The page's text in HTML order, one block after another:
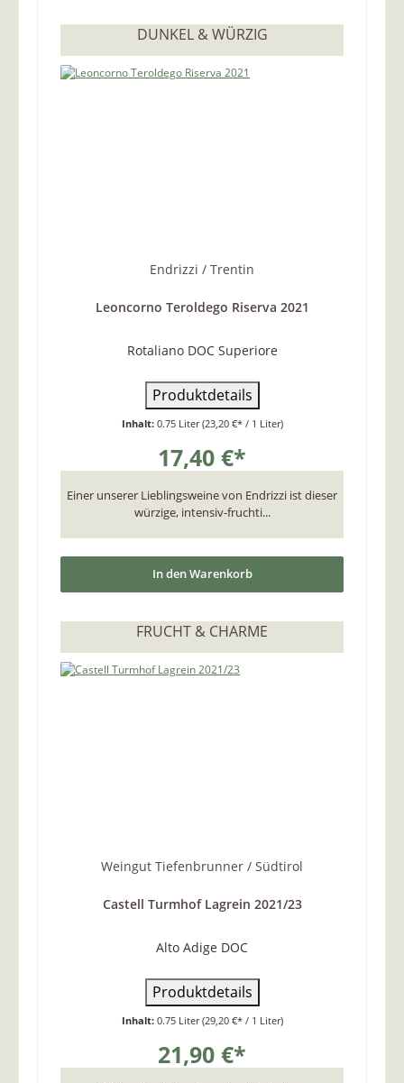
DUNKEL & WÜRZIG
Endrizzi / Trentin
Leoncorno Teroldego Riserva 2021
Rotaliano DOC Superiore
Produktdetails
Inhalt: 0.75 Liter(23,20 €* / 1 Liter)
17,40 €*
Einer unserer Lieblingsweine von Endrizzi ist dieser
würzige, intensiv-fruchti...
In den Warenkorb
FRUCHT & CHARME
Weingut Tiefenbrunner / Südtirol
Castell Turmhof Lagrein 2021/23
Alto Adige DOC
Produktdetails
Inhalt: 0.75 Liter(29,20 €* / 1 Liter)
21,90 €*